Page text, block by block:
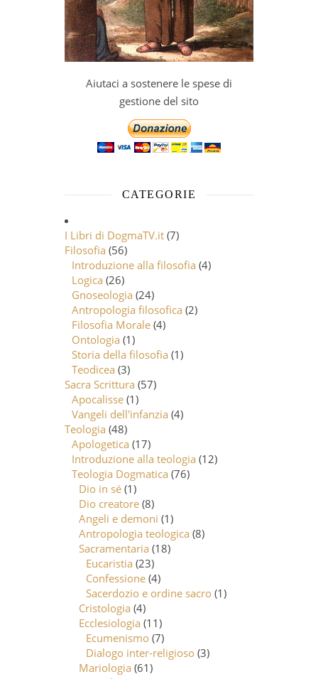
Aiutaci a sostenere le spese di
gestione del sito
CATEGORIE
I Libri di DogmaTV.it (7)
Filosofia (56)
Introduzione alla filosofia (4)
Logica (26)
Gnoseologia (24)
Antropologia filosofica (2)
Filosofia Morale (4)
Ontologia (1)
Storia della filosofia (1)
Teodicea (3)
Sacra Scrittura (57)
Apocalisse (1)
Vangeli dell'infanzia (4)
Teologia (48)
Apologetica (17)
Introduzione alla teologia (12)
Teologia Dogmatica (76)
Dio in sé (1)
Dio creatore (8)
Angeli e demoni (1)
Antropologia teologica (8)
Sacramentaria (18)
Eucaristia (23)
Confessione (4)
Sacerdozio e ordine sacro (1)
Cristologia (4)
Ecclesiologia (11)
Ecumenismo (7)
Dialogo inter-religioso (3)
Mariologia (61)